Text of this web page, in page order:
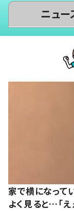
ニュー
家で横になって
よく見ると…「え